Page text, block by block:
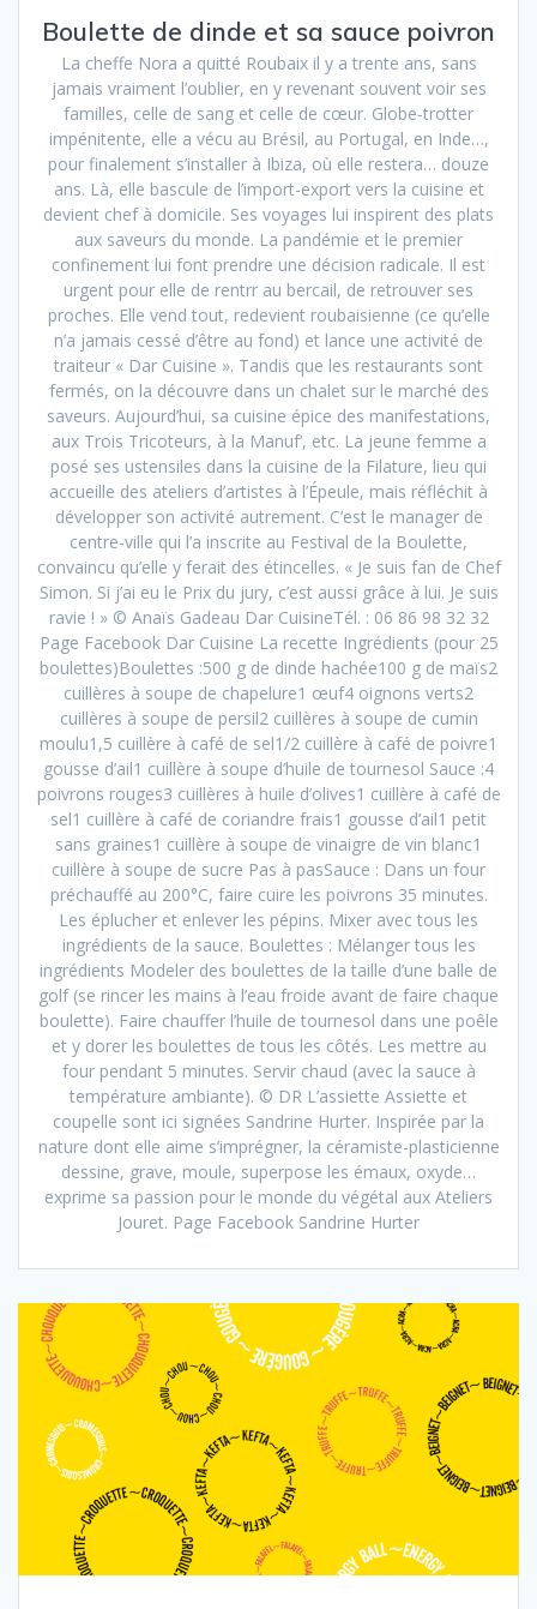
Boulette de dinde et sa sauce poivron
La cheffe Nora a quitté Roubaix il y a trente ans, sans
jamais vraiment l’oublier, en y revenant souvent voir ses
familles, celle de sang et celle de cœur. Globe-trotter
impénitente, elle a vécu au Brésil, au Portugal, en Inde…,
pour finalement s’installer à Ibiza, où elle restera… douze
ans. Là, elle bascule de l’import-export vers la cuisine et
devient chef à domicile. Ses voyages lui inspirent des plats
aux saveurs du monde. La pandémie et le premier
confinement lui font prendre une décision radicale. Il est
urgent pour elle de rentrr au bercail, de retrouver ses
proches. Elle vend tout, redevient roubaisienne (ce qu’elle
n’a jamais cessé d’être au fond) et lance une activité de
traiteur « Dar Cuisine ». Tandis que les restaurants sont
fermés, on la découvre dans un chalet sur le marché des
saveurs. Aujourd’hui, sa cuisine épice des manifestations,
aux Trois Tricoteurs, à la Manuf’, etc. La jeune femme a
posé ses ustensiles dans la cuisine de la Filature, lieu qui
accueille des ateliers d’artistes à l’Épeule, mais réfléchit à
développer son activité autrement. C’est le manager de
centre-ville qui l’a inscrite au Festival de la Boulette,
convaincu qu’elle y ferait des étincelles. « Je suis fan de Chef
Simon. Si j’ai eu le Prix du jury, c’est aussi grâce à lui. Je suis
ravie ! » © Anaïs Gadeau Dar CuisineTél. : 06 86 98 32 32
Page Facebook Dar Cuisine La recette Ingrédients (pour 25
boulettes)Boulettes :500 g de dinde hachée100 g de maïs2
cuillères à soupe de chapelure1 œuf4 oignons verts2
cuillères à soupe de persil2 cuillères à soupe de cumin
moulu1,5 cuillère à café de sel1/2 cuillère à café de poivre1
gousse d’ail1 cuillère à soupe d’huile de tournesol Sauce :4
poivrons rouges3 cuillères à huile d’olives1 cuillère à café de
sel1 cuillère à café de coriandre frais1 gousse d’ail1 petit
sans graines1 cuillère à soupe de vinaigre de vin blanc1
cuillère à soupe de sucre Pas à pasSauce : Dans un four
préchauffé au 200°C, faire cuire les poivrons 35 minutes.
Les éplucher et enlever les pépins. Mixer avec tous les
ingrédients de la sauce. Boulettes : Mélanger tous les
ingrédients Modeler des boulettes de la taille d’une balle de
golf (se rincer les mains à l’eau froide avant de faire chaque
boulette). Faire chauffer l’huile de tournesol dans une poêle
et y dorer les boulettes de tous les côtés. Les mettre au
four pendant 5 minutes. Servir chaud (avec la sauce à
température ambiante). © DR L’assiette Assiette et
coupelle sont ici signées Sandrine Hurter. Inspirée par la
nature dont elle aime s’imprégner, la céramiste-plasticienne
dessine, grave, moule, superpose les émaux, oxyde…
exprime sa passion pour le monde du végétal aux Ateliers
Jouret. Page Facebook Sandrine Hurter